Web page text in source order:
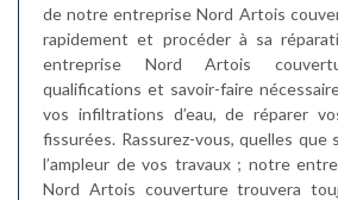
de notre entreprise Nord Artois
rapidement et procéder à sa
entreprise Nord Artois
qualifications et savoir-faire
vos infiltrations d’eau, de réparer
fissurées. Rassurez-vous, quelles que
l’ampleur de vos travaux ; notre
Nord Artois couverture trouvera